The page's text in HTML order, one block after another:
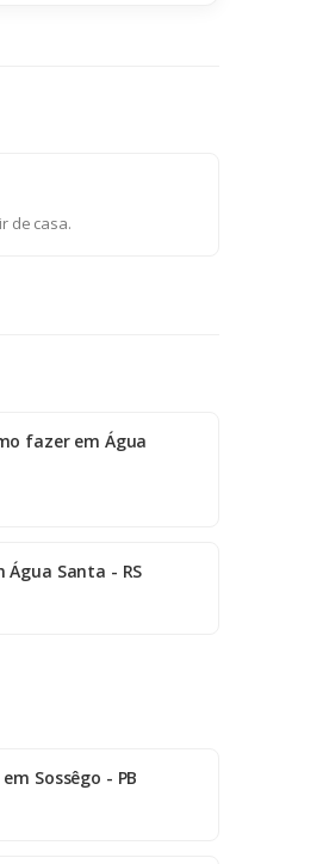
de casa.
fazer em Água
Santa - RS
Sossêgo - PB